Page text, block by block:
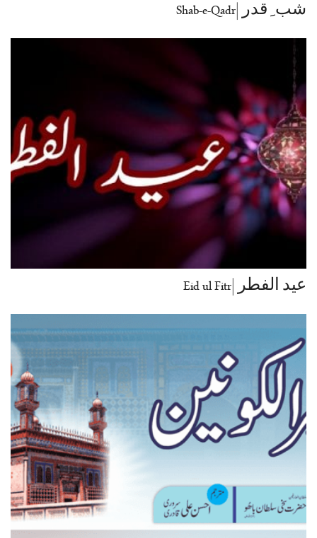
شب ِ قدر |Shab-e-Qadr
عید الفطر |Eid ul Fitr